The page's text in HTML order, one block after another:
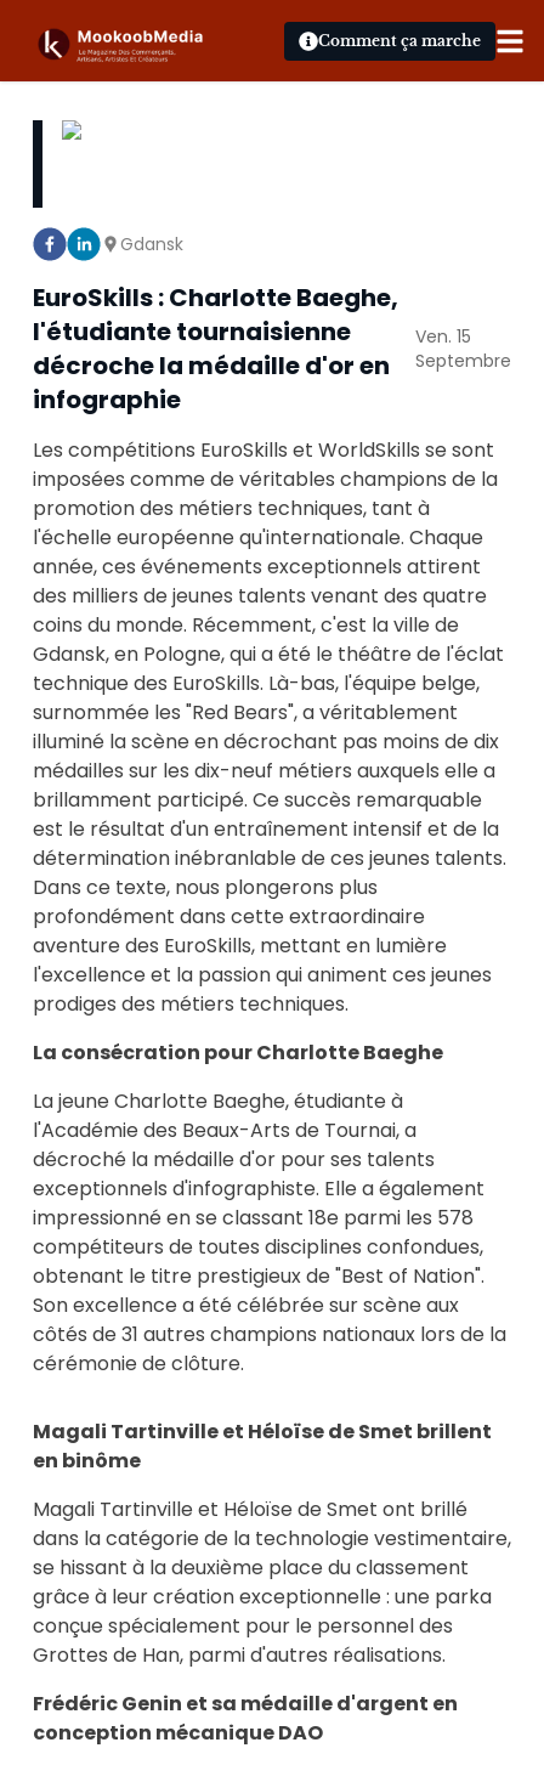
Comment ça marche
Gdansk
EuroSkills : Charlotte Baeghe,
l'étudiante tournaisienne
décroche la médaille d'or en
infographie
Ven. 15
Septembre
Les compétitions EuroSkills et WorldSkills se sont
imposées comme de véritables champions de la
promotion des métiers techniques, tant à
l'échelle européenne qu'internationale. Chaque
année, ces événements exceptionnels attirent
des milliers de jeunes talents venant des quatre
coins du monde. Récemment, c'est la ville de
Gdansk, en Pologne, qui a été le théâtre de l'éclat
technique des EuroSkills. Là-bas, l'équipe belge,
surnommée les "Red Bears", a véritablement
illuminé la scène en décrochant pas moins de dix
médailles sur les dix-neuf métiers auxquels elle a
brillamment participé. Ce succès remarquable
est le résultat d'un entraînement intensif et de la
détermination inébranlable de ces jeunes talents.
Dans ce texte, nous plongerons plus
profondément dans cette extraordinaire
aventure des EuroSkills, mettant en lumière
l'excellence et la passion qui animent ces jeunes
prodiges des métiers techniques.
La consécration pour Charlotte Baeghe
La jeune Charlotte Baeghe, étudiante à
l'Académie des Beaux-Arts de Tournai, a
décroché la médaille d'or pour ses talents
exceptionnels d'infographiste. Elle a également
impressionné en se classant 18e parmi les 578
compétiteurs de toutes disciplines confondues,
obtenant le titre prestigieux de "Best of Nation".
Son excellence a été célébrée sur scène aux
côtés de 31 autres champions nationaux lors de la
cérémonie de clôture.
Magali Tartinville et Héloïse de Smet brillent
en binôme
Magali Tartinville et Héloïse de Smet ont brillé
dans la catégorie de la technologie vestimentaire,
se hissant à la deuxième place du classement
grâce à leur création exceptionnelle : une parka
conçue spécialement pour le personnel des
Grottes de Han, parmi d'autres réalisations.
Frédéric Genin et sa médaille d'argent en
conception mécanique DAO